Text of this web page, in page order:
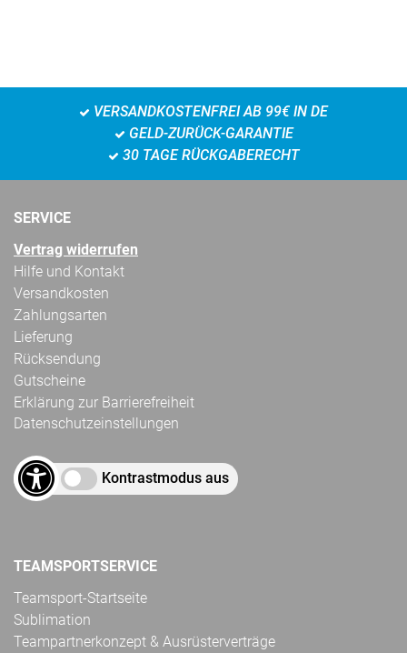
VERSANDKOSTENFREI AB 99€ IN DE
GELD-ZURÜCK-GARANTIE
30 TAGE RÜCKGABERECHT
SERVICE
Vertrag widerrufen
Hilfe und Kontakt
Versandkosten
Zahlungsarten
Lieferung
Rücksendung
Gutscheine
Erklärung zur Barrierefreiheit
Datenschutzeinstellungen
Kontrastmodus aus
TEAMSPORTSERVICE
Teamsport-Startseite
Sublimation
Teampartnerkonzept & Ausrüsterverträge